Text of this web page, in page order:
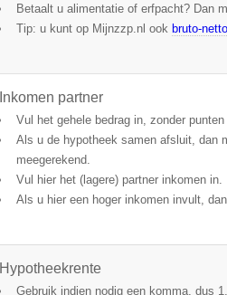
Betaalt u alimentatie of erfpacht? Dan
Tip: u kunt op Mijnzzp.nl ook bruto-
Inkomen partner
Vul het gehele bedrag in, zonder punten
Als u de hypotheek samen afsluit, dan
meegerekend.
Vul hier het (lagere) partner inkomen in.
Als u hier een hoger inkomen invult,
Hypotheekrente
Gebruik indien nodig een komma, dus